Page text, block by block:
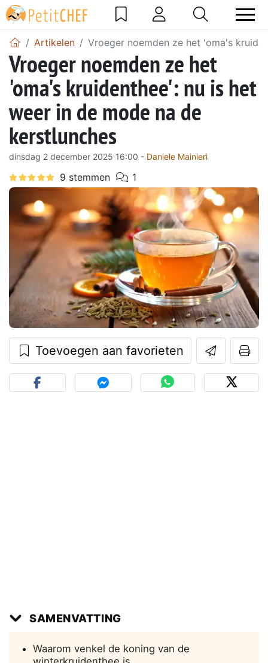
Artikelen Vroeger noemden ze het 'oma's
Vroeger noemden ze het
'oma's kruidenthee': nu is het
weer in de mode na de
kerstlunches
dinsdag 2 december 2025 16:00 - Daniele Mainieri
Toevoegen aan favorieten
SAMENVATTING
Waarom venkel de koning van de